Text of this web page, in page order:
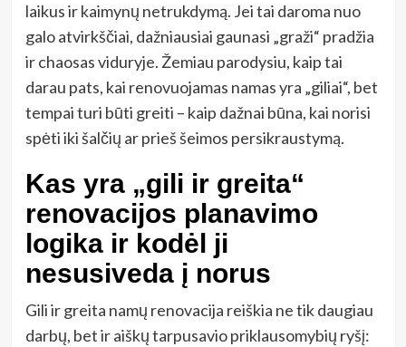
laikus ir kaimynų netrukdymą. Jei tai daroma nuo
galo atvirkščiai, dažniausiai gaunasi „graži“ pradžia
ir chaosas viduryje. Žemiau parodysiu, kaip tai
darau pats, kai renovuojamas namas yra „giliai“, bet
tempai turi būti greiti – kaip dažnai būna, kai norisi
spėti iki šalčių ar prieš šeimos persikraustymą.
Kas yra „gili ir greita“
renovacijos planavimo
logika ir kodėl ji
nesusiveda į norus
Gili ir greita namų renovacija reiškia ne tik daugiau
darbų, bet ir aiškų tarpusavio priklausomybių ryšį: